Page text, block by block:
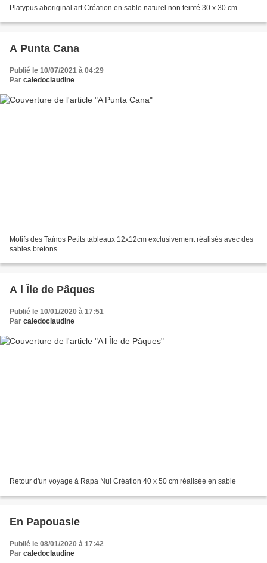
Platypus aboriginal art Création en sable naturel non teinté 30 x 30 cm
A Punta Cana
Publié le 10/07/2021 à 04:29
Par caledoclaudine
Motifs des Taïnos Petits tableaux 12x12cm exclusivement réalisés avec des
sables bretons
A l Île de Pâques
Publié le 10/01/2020 à 17:51
Par caledoclaudine
Retour d'un voyage à Rapa Nui Création 40 x 50 cm réalisée en sable
En Papouasie
Publié le 08/01/2020 à 17:42
Par caledoclaudine